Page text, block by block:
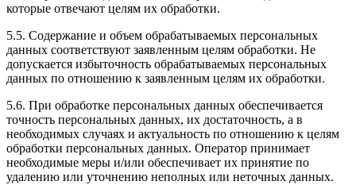
которые отвечают целям их обработки.
5.5. Содержание и объем обрабатываемых персональных
данных соответствуют заявленным целям обработки. Не
допускается избыточность обрабатываемых персональных
данных по отношению к заявленным целям их обработки.
5.6. При обработке персональных данных обеспечивается
точность персональных данных, их достаточность, а в
необходимых случаях и актуальность по отношению к целям
обработки персональных данных. Оператор принимает
необходимые меры и/или обеспечивает их принятие по
удалению или уточнению неполных или неточных данных.